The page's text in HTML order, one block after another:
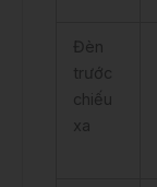
Đèn
trước
chiếu
xa